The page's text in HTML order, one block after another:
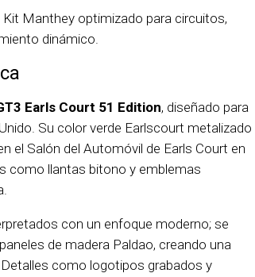
Manthey optimizado para circuitos,
dinámico.
Earls Court 51 Edition, diseñado para
Su color verde Earlscourt metalizado
el Salón del Automóvil de Earls Court en
como llantas bitono y emblemas
con un enfoque moderno; se
de madera Paldao, creando una
como logotipos grabados y